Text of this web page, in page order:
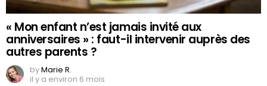
« Mon enfant n’est jamais invité aux
anniversaires » : faut-il intervenir auprès des
autres parents ?
byMarie R.
il y a environ 6 mois